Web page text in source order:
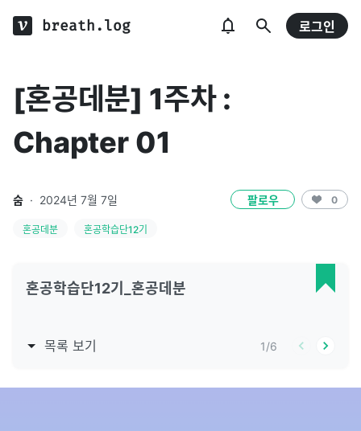
breath.log 로그인
[혼공데분] 1주차 :
Chapter 01
숨 · 2024년 7월 7일 팔로우 0
혼공데분 혼공학습단12기
혼공학습단12기_혼공데분
목록 보기 1/6